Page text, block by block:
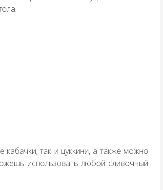
кабачки, так и цуккини, а также можно
использовать любой сливочный